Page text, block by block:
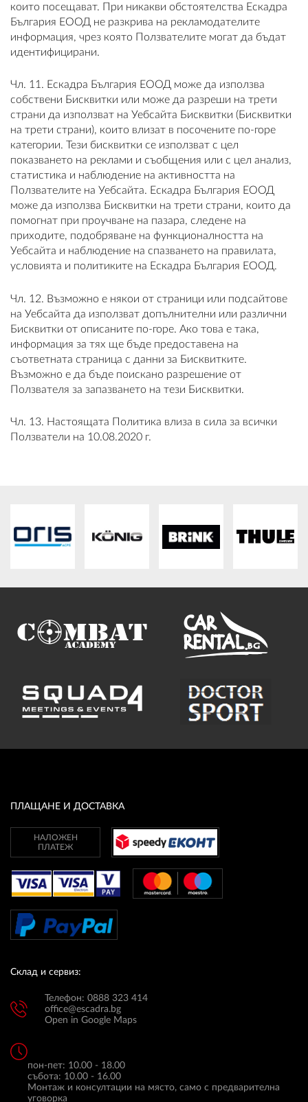
които посещават. При никакви обстоятелства Ескадра
България ЕООД не разкрива на рекламодателите
информация, чрез която Ползвателите могат да бъдат
идентифицирани.
Чл. 11. Ескадра България ЕООД може да използва
собствени Бисквитки или може да разреши на трети
страни да използват на Уебсайта Бисквитки (Бисквитки
на трети страни), които влизат в посочените по-горе
категории. Тези бисквитки се използват с цел
показването на реклами и съобщения или с цел анализ,
статистика и наблюдение на активността на
Ползвателите на Уебсайта. Ескадра България ЕООД
може да използва Бисквитки на трети страни, които да
помогнат при проучване на пазара, следене на
приходите, подобряване на функционалността на
Уебсайта и наблюдение на спазването на правилата,
условията и политиките на Ескадра България ЕООД.
Чл. 12. Възможно е някои от страници или подсайтове
на Уебсайта да използват допълнителни или различни
Бисквитки от описаните по-горе. Ако това е така,
информация за тях ще бъде предоставена на
съответната страница с данни за Бисквитките.
Възможно е да бъде поискано разрешение от
Ползвателя за запазването на тези Бисквитки.
Чл. 13. Настоящата Политика влиза в сила за всички
Ползватели на 10.08.2020 г.
ПЛАЩАНЕ И ДОСТАВКА
НАЛОЖЕН
ПЛАТЕЖ
Склад и сервиз:
Телефон: 0888 323 414
office@escadra.bg
Open in Google Maps
пон-пет: 10.00 - 18.00
събота: 10.00 - 16.00
Монтаж и консултации на място, само с предварителна
уговорка